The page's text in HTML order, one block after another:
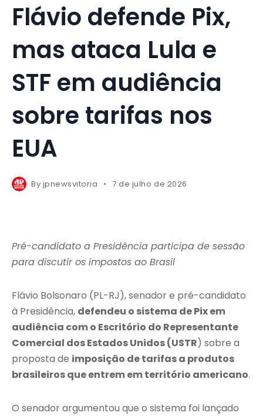
Flávio defende Pix,
mas ataca Lula e
STF em audiência
sobre tarifas nos
EUA
By jpnewsvitoria 7 de julho de 2026
Pré-candidato a Presidência participa de sessão
para discutir os impostos ao Brasil
Flávio Bolsonaro (PL-RJ), senador e pré-candidato
à Presidência, defendeu o sistema de Pix em
audiência com o Escritório do Representante
Comercial dos Estados Unidos (USTR) sobre a
proposta de imposição de tarifas a produtos
brasileiros que entrem em território americano.
O senador argumentou que o sistema foi lançado